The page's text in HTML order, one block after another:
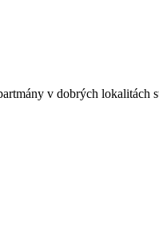
v dobrých lokalitách